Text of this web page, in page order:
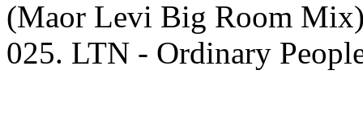
(Maor Levi Big Room
025. LTN - Ordinary